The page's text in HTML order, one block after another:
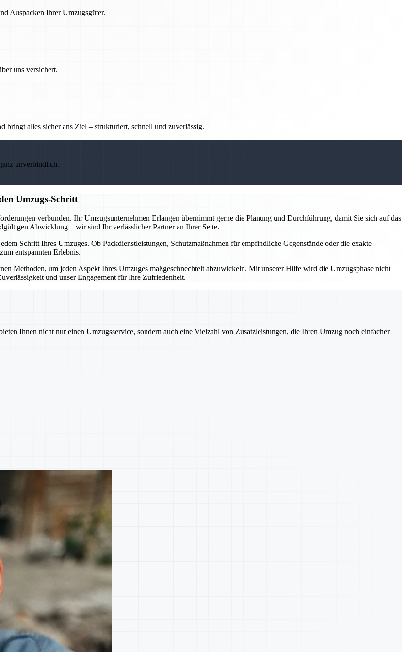
Auspacken Ihrer Umzugsgüter.
uns versichert.
bringt alles sicher ans Ziel – strukturiert, schnell und zuverlässig.
unverbindlich.
Umzugs-Schritt
verbunden. Ihr Umzugsunternehmen Erlangen übernimmt gerne die Planung und Durchführung, damit Sie sich auf das
Abwicklung – wir sind Ihr verlässlicher Partner an Ihrer Seite.
Schritt Ihres Umzuges. Ob Packdienstleistungen, Schutzmaßnahmen für empfindliche Gegenstände oder die exakte
entspannten Erlebnis.
Methoden, um jeden Aspekt Ihres Umzuges maßgeschnechtelt abzuwickeln. Mit unserer Hilfe wird die Umzugsphase nicht
und unser Engagement für Ihre Zufriedenheit.
Ihnen nicht nur einen Umzugsservice, sondern auch eine Vielzahl von Zusatzleistungen, die Ihren Umzug noch einfacher